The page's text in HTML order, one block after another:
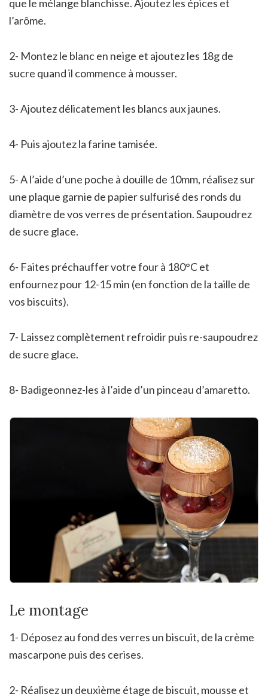
que le mélange blanchisse. Ajoutez les épices et
l’arôme.
2- Montez le blanc en neige et ajoutez les 18g de
sucre quand il commence à mousser.
3- Ajoutez délicatement les blancs aux jaunes.
4- Puis ajoutez la farine tamisée.
5- A l’aide d’une poche à douille de 10mm, réalisez sur
une plaque garnie de papier sulfurisé des ronds du
diamètre de vos verres de présentation. Saupoudrez
de sucre glace.
6- Faites préchauffer votre four à 180°C et
enfournez pour 12-15 min (en fonction de la taille de
vos biscuits).
7- Laissez complètement refroidir puis re-saupoudrez
de sucre glace.
8- Badigeonnez-les à l’aide d’un pinceau d’amaretto.
Le montage
1- Déposez au fond des verres un biscuit, de la crème
mascarpone puis des cerises.
2- Réalisez un deuxième étage de biscuit, mousse et